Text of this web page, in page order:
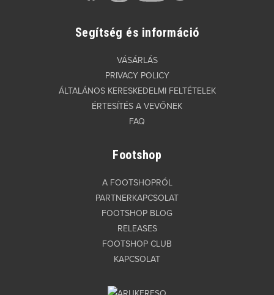
Segítség és információ
VÁSÁRLÁS
PRIVACY POLICY
ÁLTALÁNOS KERESKEDELMI FELTÉTELEK
ÉRTESÍTÉS A VEVŐNEK
FAQ
Footshop
A FOOTSHOPRÓL
PARTNERKAPCSOLAT
FOOTSHOP BLOG
RELEASES
FOOTSHOP CLUB
KAPCSOLAT